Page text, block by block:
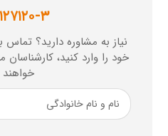
نیاز به مشاوره دارید؟
خود را وارد کنید، کارشناسان
خواهند
نام
و